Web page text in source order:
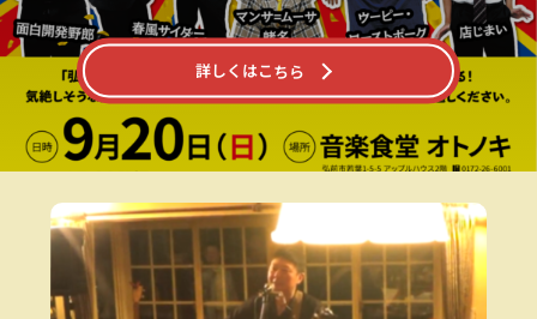
詳しくはこちら